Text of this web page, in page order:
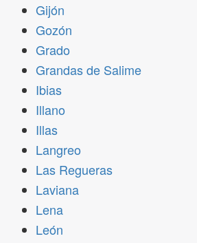
Gijón
Gozón
Grado
Grandas de Salime
Ibias
Illano
Illas
Langreo
Las Regueras
Laviana
Lena
León